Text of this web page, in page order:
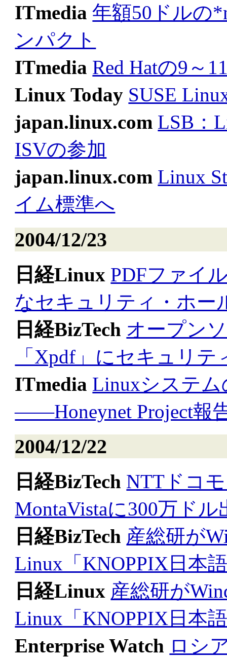
ITmedia 年額50ドルの
ンパクト
ITmedia Red Hatの9～
Linux Today SUSE
japan.linux.com LSB：
ISVの参加
japan.linux.com Linux
イム標準へ
2004/12/23
日経Linux PDFファイ
なセキュリティ・ホー
日経BizTech オープン
「Xpdf」にセキュリテ
ITmedia Linuxシステ
――Honeynet Project報
2004/12/22
日経BizTech NTTドコ
MontaVistaに300万ドル
日経BizTech 産総研が
Linux「KNOPPIX日本
日経Linux 産総研が
Linux「KNOPPIX日本
Enterprise Watch ロシ